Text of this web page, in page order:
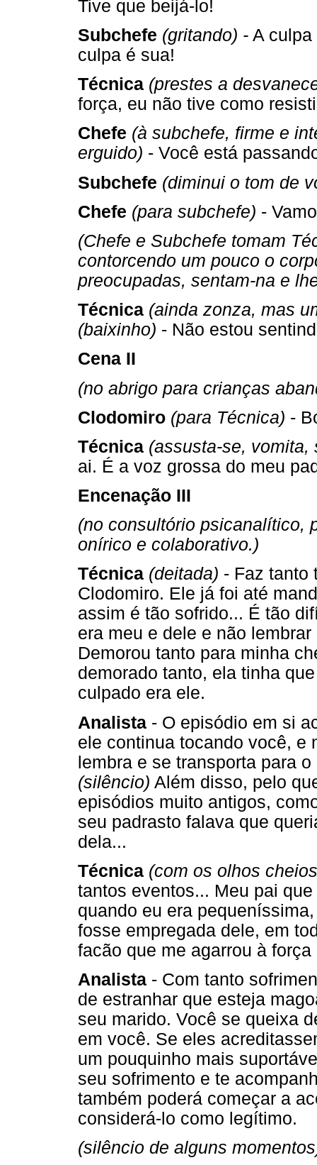
Tive que beijá-lo!
Subchefe (gritando) - A culpa
culpa é sua!
Técnica (prestes a
força, eu não tive como
Chefe (à subchefe, firme e
erguido) - Você está
Subchefe (diminui o tom de
Chefe (para subchefe) -
(Chefe e Subchefe tomam
contorcendo um pouco o
preocupadas, sentam-na e
Técnica (ainda zonza, mas
(baixinho) - Não estou
Cena II
(no abrigo para crianças
Clodomiro (para Técnica) -
Técnica (assusta-se, vomita,
ai. É a voz grossa do meu
Encenação III
(no consultório psicanalítico,
onírico e colaborativo.)
Técnica (deitada) - Faz tanto
Clodomiro. Ele já foi até
assim é tão sofrido... É tão
era meu e dele e não
Demorou tanto para minha
demorado tanto, ela tinha
culpado era ele.
Analista - O episódio em si
ele continua tocando você, e
lembra e se transporta para
(silêncio) Além disso, pelo
episódios muito antigos,
seu padrasto falava que
dela...
Técnica (com os olhos
tantos eventos... Meu pai
quando eu era
fosse empregada dele, em
facão que me agarrou à
Analista - Com tanto
de estranhar que esteja
seu marido. Você se queixa
em você. Se eles
um pouquinho mais
seu sofrimento e te
também poderá começar a
considerá-lo como legítimo.
(silêncio de alguns